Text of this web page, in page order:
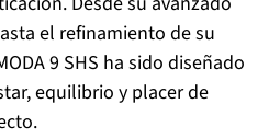
el refinamiento de su
9 SHS ha sido diseñado
equilibrio y placer de